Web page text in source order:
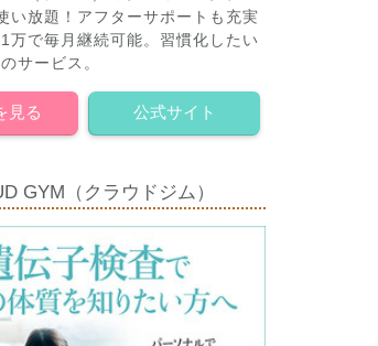
い放題！アフターサポートも充実
万で毎月継続可能。習慣化したい
サービス。
見る 公式サイト
GYM（クラウドジム）